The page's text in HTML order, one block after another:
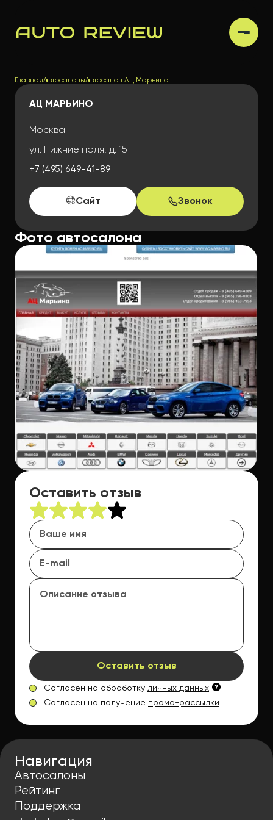
ГлавнаяАвтосалоныАвтосалон АЦ Марьино
АЦ МАРЬИНО
Москва
ул. Нижние поля, д. 15
+7 (495) 649-41-89
Сайт Звонок
Фото автосалона
Оставить отзыв
Оставить отзыв
Согласен на обработку личных данных
Согласен на получение промо-рассылки
Навигация
Автосалоны
Рейтинг
Поддержка